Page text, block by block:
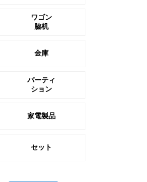
ワゴン
脇机
金庫
パーティ
ション
家電製品
セット